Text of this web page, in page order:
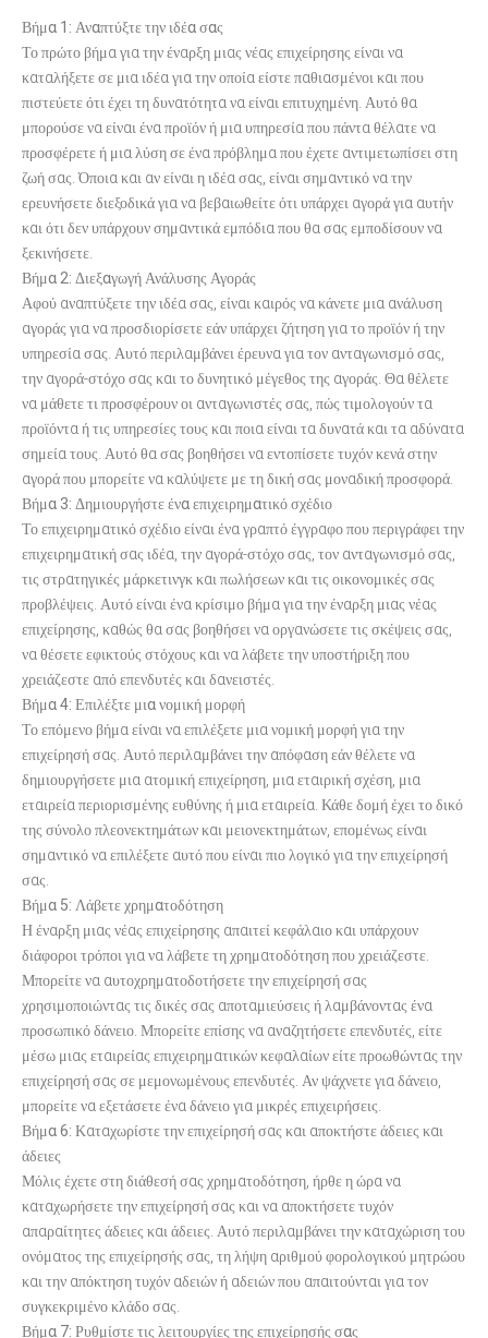
Βήμα 1: Αναπτύξτε την ιδέα σας
Το πρώτο βήμα για την έναρξη μιας νέας επιχείρησης είναι να
καταλήξετε σε μια ιδέα για την οποία είστε παθιασμένοι και που
πιστεύετε ότι έχει τη δυνατότητα να είναι επιτυχημένη. Αυτό θα
μπορούσε να είναι ένα προϊόν ή μια υπηρεσία που πάντα θέλατε να
προσφέρετε ή μια λύση σε ένα πρόβλημα που έχετε αντιμετωπίσει στη
ζωή σας. Όποια και αν είναι η ιδέα σας, είναι σημαντικό να την
ερευνήσετε διεξοδικά για να βεβαιωθείτε ότι υπάρχει αγορά για αυτήν
και ότι δεν υπάρχουν σημαντικά εμπόδια που θα σας εμποδίσουν να
ξεκινήσετε.
Βήμα 2: Διεξαγωγή Ανάλυσης Αγοράς
Αφού αναπτύξετε την ιδέα σας, είναι καιρός να κάνετε μια ανάλυση
αγοράς για να προσδιορίσετε εάν υπάρχει ζήτηση για το προϊόν ή την
υπηρεσία σας. Αυτό περιλαμβάνει έρευνα για τον ανταγωνισμό σας,
την αγορά-στόχο σας και το δυνητικό μέγεθος της αγοράς. Θα θέλετε
να μάθετε τι προσφέρουν οι ανταγωνιστές σας, πώς τιμολογούν τα
προϊόντα ή τις υπηρεσίες τους και ποια είναι τα δυνατά και τα αδύνατα
σημεία τους. Αυτό θα σας βοηθήσει να εντοπίσετε τυχόν κενά στην
αγορά που μπορείτε να καλύψετε με τη δική σας μοναδική προσφορά.
Βήμα 3: Δημιουργήστε ένα επιχειρηματικό σχέδιο
Το επιχειρηματικό σχέδιο είναι ένα γραπτό έγγραφο που περιγράφει την
επιχειρηματική σας ιδέα, την αγορά-στόχο σας, τον ανταγωνισμό σας,
τις στρατηγικές μάρκετινγκ και πωλήσεων και τις οικονομικές σας
προβλέψεις. Αυτό είναι ένα κρίσιμο βήμα για την έναρξη μιας νέας
επιχείρησης, καθώς θα σας βοηθήσει να οργανώσετε τις σκέψεις σας,
να θέσετε εφικτούς στόχους και να λάβετε την υποστήριξη που
χρειάζεστε από επενδυτές και δανειστές.
Βήμα 4: Επιλέξτε μια νομική μορφή
Το επόμενο βήμα είναι να επιλέξετε μια νομική μορφή για την
επιχείρησή σας. Αυτό περιλαμβάνει την απόφαση εάν θέλετε να
δημιουργήσετε μια ατομική επιχείρηση, μια εταιρική σχέση, μια
εταιρεία περιορισμένης ευθύνης ή μια εταιρεία. Κάθε δομή έχει το δικό
της σύνολο πλεονεκτημάτων και μειονεκτημάτων, επομένως είναι
σημαντικό να επιλέξετε αυτό που είναι πιο λογικό για την επιχείρησή
σας.
Βήμα 5: Λάβετε χρηματοδότηση
Η έναρξη μιας νέας επιχείρησης απαιτεί κεφάλαιο και υπάρχουν
διάφοροι τρόποι για να λάβετε τη χρηματοδότηση που χρειάζεστε.
Μπορείτε να αυτοχρηματοδοτήσετε την επιχείρησή σας
χρησιμοποιώντας τις δικές σας αποταμιεύσεις ή λαμβάνοντας ένα
προσωπικό δάνειο. Μπορείτε επίσης να αναζητήσετε επενδυτές, είτε
μέσω μιας εταιρείας επιχειρηματικών κεφαλαίων είτε προωθώντας την
επιχείρησή σας σε μεμονωμένους επενδυτές. Αν ψάχνετε για δάνειο,
μπορείτε να εξετάσετε ένα δάνειο για μικρές επιχειρήσεις.
Βήμα 6:Καταχωρίστε την επιχείρησή σας και αποκτήστε άδειες και
άδειες
Μόλις έχετε στη διάθεσή σας χρηματοδότηση, ήρθε η ώρα να
καταχωρήσετε την επιχείρησή σας και να αποκτήσετε τυχόν
απαραίτητες άδειες και άδειες. Αυτό περιλαμβάνει την καταχώριση του
ονόματος της επιχείρησής σας, τη λήψη αριθμού φορολογικού μητρώου
και την απόκτηση τυχόν αδειών ή αδειών που απαιτούνται για τον
συγκεκριμένο κλάδο σας.
Βήμα 7: Ρυθμίστε τις λειτουργίες της επιχείρησής σας